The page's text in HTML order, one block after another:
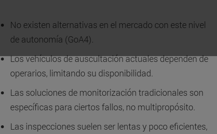
No existen alternativas en el mercado con este nivel
de autonomía (GoA4).
Los vehículos de auscultación actuales dependen de
operarios, limitando su disponibilidad.
Las soluciones de monitorización tradicionales son
específicas para ciertos fallos, no multipropósito.
Las inspecciones suelen ser lentas y poco eficientes,